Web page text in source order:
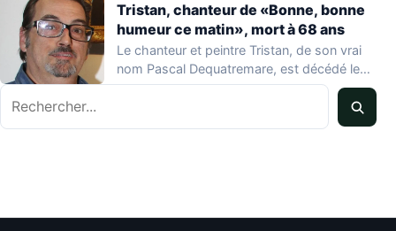
Tristan, chanteur de «Bonne, bonne
humeur ce matin», mort à 68 ans
Le chanteur et peintre Tristan, de son vrai
nom Pascal Dequatremare, est décédé le…